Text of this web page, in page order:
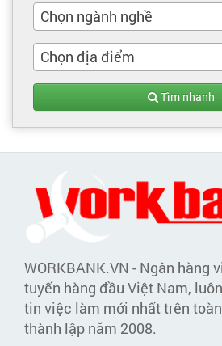
Chọn ngành nghề
Chọn địa điểm
Tìm nhanh
WORKBANK.VN - Ngân hàng
tuyến hàng đầu Việt Nam,
tin việc làm mới nhất trên
thành lập năm 2008.